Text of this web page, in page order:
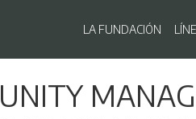
al
LA FUNDACIÓN